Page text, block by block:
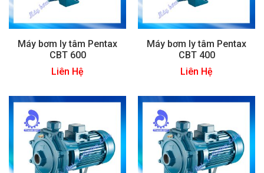
Máy bơm ly tâm Pentax
CBT 600
Liên Hệ
Máy bơm ly tâm Pentax
CBT 400
Liên Hệ